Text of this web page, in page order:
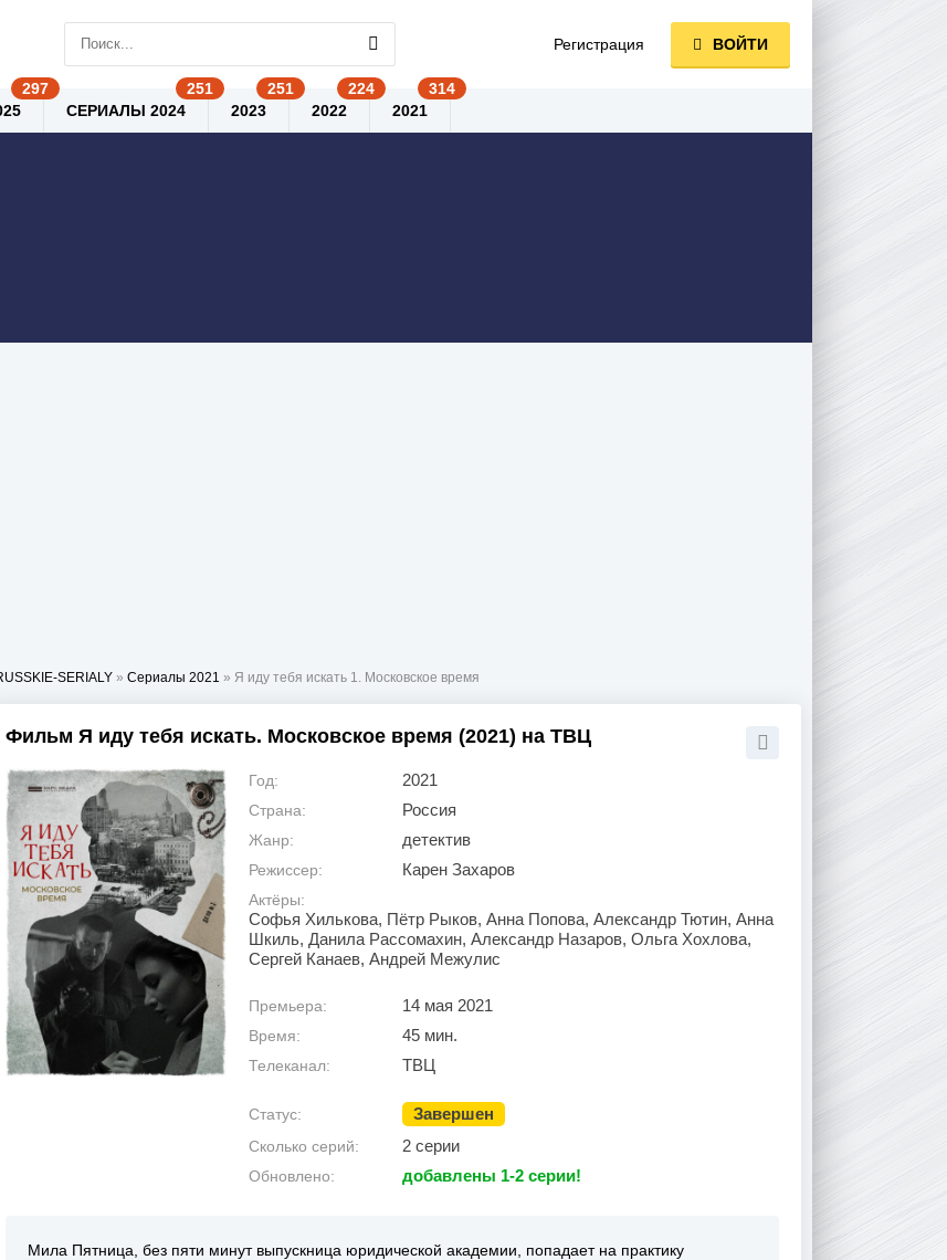
SERIALY » Сериалы 2021 » Я иду тебя искать 1. Московское время
Фильм Я иду тебя искать. Московское время (2021) на ТВЦ
Год: 2021
Страна: Россия
Жанр: детектив
Режиссер: Карен Захаров
Актёры:
Софья Хилькова, Пётр Рыков, Анна Попова, Александр Тютин, Анна
Шкиль, Данила Рассомахин, Александр Назаров, Ольга Хохлова,
Сергей Канаев, Андрей Межулис
Премьера: 14 мая 2021
Время: 45 мин.
Телеканал: ТВЦ
Статус: Завершен
Сколько серий: 2 серии
Обновлено: добавлены 1-2 серии!
Мила Пятница, без пяти минут выпускница юридической академии, попадает на практику
Регистрация ВОЙТИ
СЕРИАЛЫ 2024 2023 2022 2021